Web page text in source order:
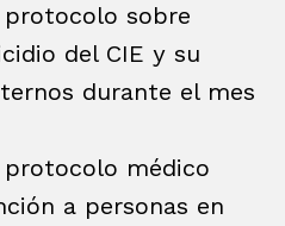
protocolo sobre
del CIE y su
durante el mes
protocolo médico
a personas en